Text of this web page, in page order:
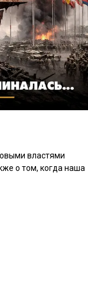
властями
о том, когда наша